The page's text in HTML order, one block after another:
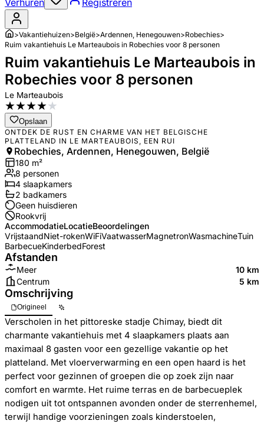
Verhuren Registreren
>Vakantiehuizen>België>Ardennen, Henegouwen>Robechies>
Ruim vakantiehuis Le Marteaubois in Robechies voor 8 personen
Ruim vakantiehuis Le Marteaubois in
Robechies voor 8 personen
Le Marteaubois
★★★★★
Opslaan
ONTDEK DE RUST EN CHARME VAN HET BELGISCHE
PLATTELAND IN LE MARTEAUBOIS, EEN RUI
Robechies, Ardennen, Henegouwen, België
180 m²
8 personen
4 slaapkamers
2 badkamers
Geen huisdieren
Rookvrij
AccommodatieLocatieBeoordelingen
VrijstaandNiet-rokenWiFiVaatwasserMagnetronWasmachineTuin
BarbecueKinderbedForest
Afstanden
Meer
10 km
Centrum
5 km
Omschrijving
Origineel
Verscholen in het pittoreske stadje Chimay, biedt dit
charmante vakantiehuis met 4 slaapkamers plaats aan
maximaal 8 gasten voor een gezellige vakantie op het
platteland. Met vloerverwarming en een open haard is het
perfect voor gezinnen of groepen die op zoek zijn naar
comfort en warmte. Het ruime terras en de barbecueplek
nodigen uit tot ontspannen avonden onder de sterrenhemel,
terwijl handige voorzieningen zoals kinderstoelen,